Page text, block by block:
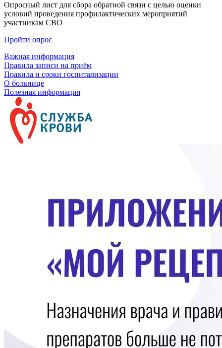
Опросный лист для сбора обратной связи с целью оценки
условий проведения профилактических мероприятий
участникам СВО
Пройти опрос
Важная информация
Правила записи на приём
Правила и сроки госпитализации
О больнице
Полезная информация